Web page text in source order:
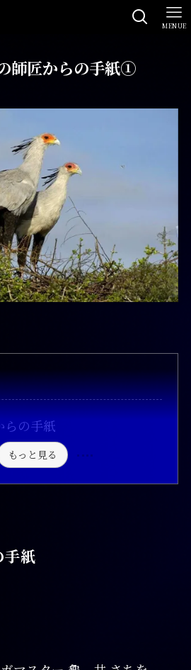
MENUE
師匠からの手紙①
らの手紙
もっと見る
紙